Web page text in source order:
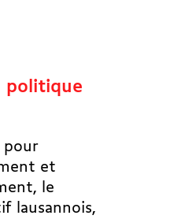
politique
pour
et
le
lausannois,